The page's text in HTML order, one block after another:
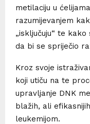
metilaciju u
razumijevanjem
„isključuju“ te
da bi se spriječio
Kroz svoje
koji utiču na te
upravljanje DNK
blažih, ali
leukemijom.